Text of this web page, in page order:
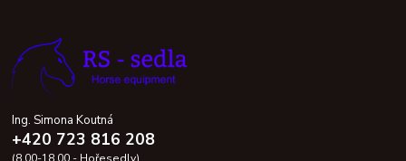
Ing. Simona Koutná
+420 723 816 208
(8.00-18.00 - Hořesedly)